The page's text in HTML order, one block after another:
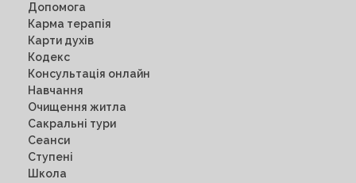
Допомога
Карма терапія
Карти духів
Кодекс
Консультація онлайн
Навчання
Очищення житла
Сакральні тури
Сеанси
Ступені
Школа